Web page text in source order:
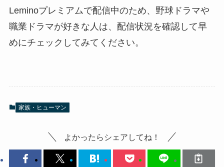
Leminoプレミアムで配信中のため、野球ドラマや
職業ドラマが好きな人は、配信状況を確認して早
めにチェックしてみてください。
家族・ヒューマン
よかったらシェアしてね！